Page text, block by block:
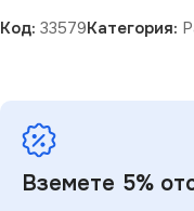
Код: 33579Категория:
Вземете 5%